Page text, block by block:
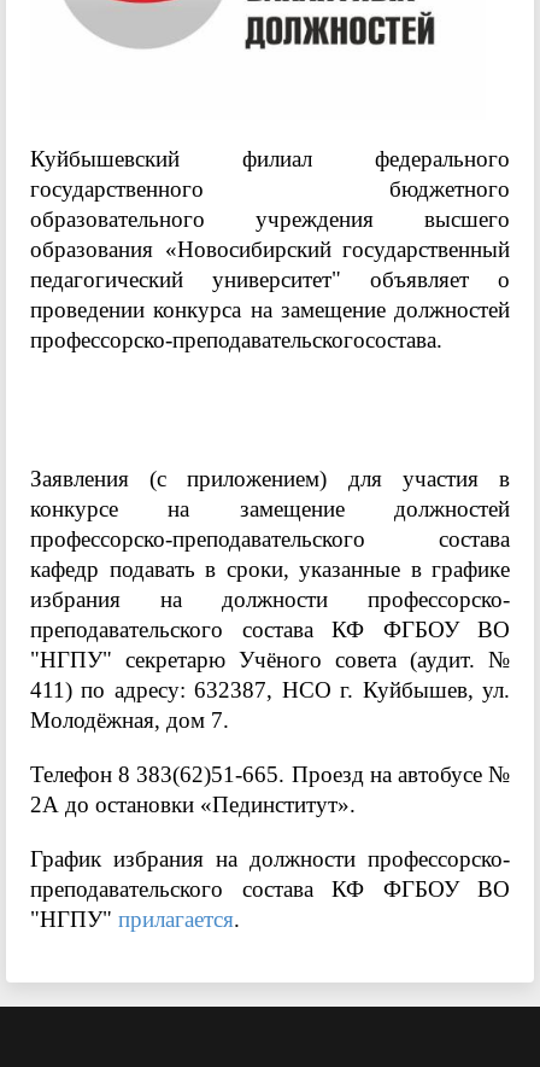
Куйбышевский филиал федерального
государственного бюджетного
образовательного учреждения высшего
образования «Новосибирский государственный
педагогический университет" объявляет о
проведении конкурса на замещение должностей
профессорско-преподавательскогосостава.
Заявления (с приложением) для участия в
конкурсе на замещение должностей
профессорско-преподавательского состава
кафедр подавать в сроки, указанные в графике
избрания на должности профессорско-
преподавательского состава КФ ФГБОУ ВО
"НГПУ" секретарю Учёного совета (аудит. №
411) по адресу: 632387, НСО г. Куйбышев, ул.
Молодёжная, дом 7.
Телефон 8 383(62)51-665. Проезд на автобусе №
2А до остановки «Пединститут».
График избрания на должности профессорско-
преподавательского состава КФ ФГБОУ ВО
"НГПУ" прилагается.